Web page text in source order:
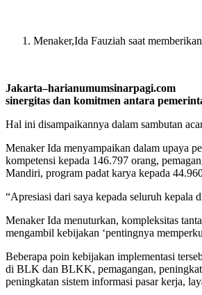
Menaker,Ida Fauziah saat
Jakarta–harianumumsinarpagi.com
sinergitas dan komitmen antara
Hal ini disampaikannya dalam sambutan
Menaker Ida menyampaikan dalam upaya
kompetensi kepada 146.797 orang,
Mandiri, program padat karya kepada
“Apresiasi dari saya kepada seluruh kepala
Menaker Ida menuturkan, kompleksitas
mengambil kebijakan ‘pentingnya
Beberapa poin kebijakan implementasi
di BLK dan BLKK, pemagangan,
peningkatan sistem informasi pasar kerja,